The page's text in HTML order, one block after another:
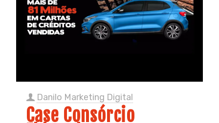
Danilo Marketing Digital
Case Consórcio